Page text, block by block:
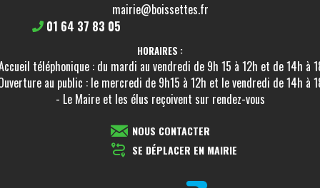
mairie@boissettes.fr
01 64 37 83 05
HORAIRES :
téléphonique : du mardi au vendredi de 9h 15 à 12h et de 14h à
au public : le mercredi de 9h15 à 12h et le vendredi de 14h à
- Le Maire et les élus reçoivent sur rendez-vous
NOUS CONTACTER
SE DÉPLACER EN MAIRIE